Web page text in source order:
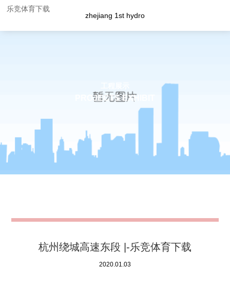
乐竞体育下载
zhejiang 1st hydro
PROJECTS EXHIBIT
杭州绕城高速东段 |-乐竞体育下载
2020.01.03